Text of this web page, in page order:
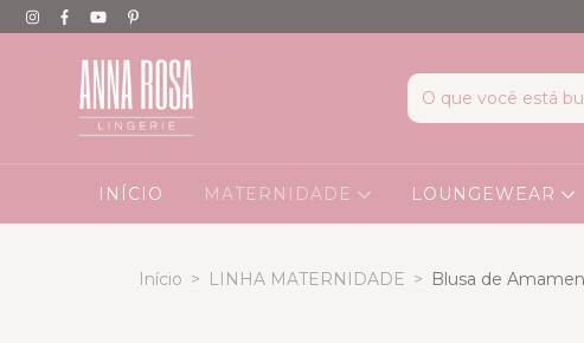
INÍCIO MATERNIDADE LOUNGEWEAR
Início > LINHA MATERNIDADE > Blusa de